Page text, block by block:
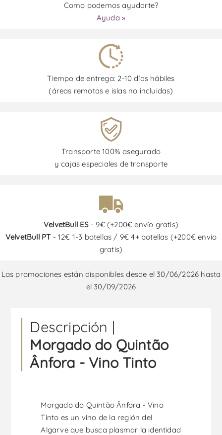
Como podemos ayudarte?
Ayuda »
Tiempo de entrega: 2-10 días hábiles
(áreas remotas e islas no incluidas)
Transporte 100% asegurado
y cajas especiales de transporte
VelvetBull ES- 9€ (+200€ envío gratis)
VelvetBull PT - 12€ 1-3 botellas / 9€ 4+ botellas (+200€ envío
gratis)
Las promociones están disponibles desde el 30/06/2026 hasta
el 30/09/2026
Descripción |
Morgado do Quintão
Ânfora - Vino Tinto
Morgado do Quintão Ânfora - Vino
Tinto es un vino de la región del
Algarve que busca plasmar la identidad